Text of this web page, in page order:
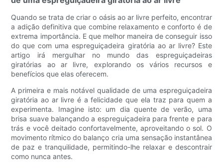
Quando se trata de criar o oásis ao ar livre perfeito, encontrar
a adição definitiva que combine relaxamento e conforto é de
extrema importância. E que melhor maneira de conseguir isso
do que com uma espreguiçadeira giratória ao ar livre? Este
artigo irá mergulhar no mundo das espreguiçadeiras
giratórias ao ar livre, explorando os vários recursos e
benefícios que elas oferecem.
A primeira e mais notável qualidade de uma espreguiçadeira
giratória ao ar livre é a felicidade que ela traz para quem a
experimenta. Imagine isto: um dia quente de verão, uma
brisa suave balançando a espreguiçadeira para frente e para
trás e você deitado confortavelmente, aproveitando o sol. O
movimento rítmico do balanço cria uma sensação instantânea
de paz e tranquilidade, permitindo-lhe relaxar e descontrair
como nunca antes.